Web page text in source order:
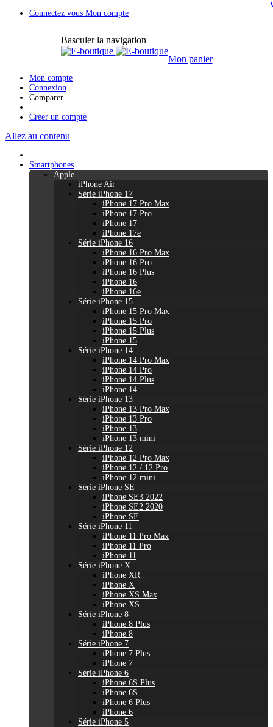
Connectez vous Mon compte
Basculer la navigation
Mon panier
Mon compte
Connexion
Comparer
Créer un compte
Allez au contenu
Smartphones
Apple
iPhone Air
Série iPhone 17
iPhone 17 Pro Max
iPhone 17 Pro
iPhone 17
iPhone 17e
Série iPhone 16
iPhone 16 Pro Max
iPhone 16 Pro
iPhone 16 Plus
iPhone 16
iPhone 16e
Série iPhone 15
iPhone 15 Pro Max
iPhone 15 Pro
iPhone 15 Plus
iPhone 15
Série iPhone 14
iPhone 14 Pro Max
iPhone 14 Pro
iPhone 14 Plus
iPhone 14
Série iPhone 13
iPhone 13 Pro Max
iPhone 13 Pro
iPhone 13
iPhone 13 mini
Série iPhone 12
iPhone 12 Pro Max
iPhone 12 / 12 Pro
iPhone 12 mini
Série iPhone SE
iPhone SE3 2022
iPhone SE2 2020
iPhone SE
Série iPhone 11
iPhone 11 Pro Max
iPhone 11 Pro
iPhone 11
Série iPhone X
iPhone XR
iPhone X
iPhone XS Max
iPhone XS
Série iPhone 8
iPhone 8 Plus
iPhone 8
Série iPhone 7
iPhone 7 Plus
iPhone 7
Série iPhone 6
iPhone 6S Plus
iPhone 6S
iPhone 6 Plus
iPhone 6
Série iPhone 5